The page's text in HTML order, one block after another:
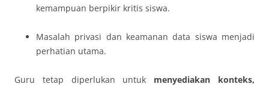
kemampuan berpikir kritis siswa.
Masalah privasi dan keamanan data siswa menjadi
perhatian utama.
Guru tetap diperlukan untuk menyediakan konteks,